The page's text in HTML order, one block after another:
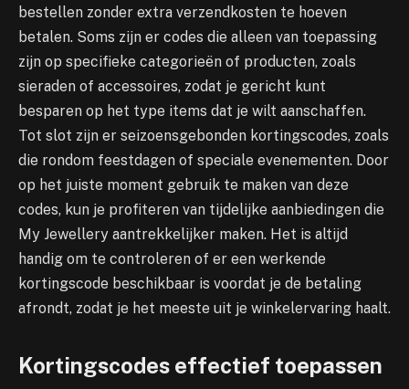
bestellen zonder extra verzendkosten te hoeven
betalen. Soms zijn er codes die alleen van toepassing
zijn op specifieke categorieën of producten, zoals
sieraden of accessoires, zodat je gericht kunt
besparen op het type items dat je wilt aanschaffen.
Tot slot zijn er seizoensgebonden kortingscodes, zoals
die rondom feestdagen of speciale evenementen. Door
op het juiste moment gebruik te maken van deze
codes, kun je profiteren van tijdelijke aanbiedingen die
My Jewellery aantrekkelijker maken. Het is altijd
handig om te controleren of er een werkende
kortingscode beschikbaar is voordat je de betaling
afrondt, zodat je het meeste uit je winkelervaring haalt.
Kortingscodes effectief toepassen